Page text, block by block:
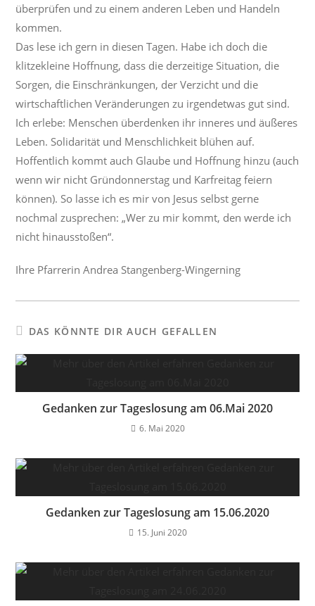
überprüfen und zu einem anderen Leben und Handeln
kommen.
Das lese ich gern in diesen Tagen. Habe ich doch die
klitzekleine Hoffnung, dass die derzeitige Situation, die
Sorgen, die Einschränkungen, der Verzicht und die
wirtschaftlichen Veränderungen zu irgendetwas gut sind.
Ich erlebe: Menschen überdenken ihr inneres und äußeres
Leben. Solidarität und Menschlichkeit blühen auf.
Hoffentlich kommt auch Glaube und Hoffnung hinzu (auch
wenn wir nicht Gründonnerstag und Karfreitag feiern
können). So lasse ich es mir von Jesus selbst gerne
nochmal zusprechen: „Wer zu mir kommt, den werde ich
nicht hinausstoßen“.
Ihre Pfarrerin Andrea Stangenberg-Wingerning
DAS KÖNNTE DIR AUCH GEFALLEN
Gedanken zur Tageslosung am 06.Mai 2020
6. Mai 2020
Gedanken zur Tageslosung am 15.06.2020
15. Juni 2020